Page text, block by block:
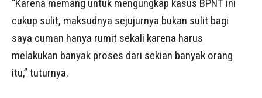
“Karena memang untuk mengungkap kasus BPNT ini
cukup sulit, maksudnya sejujurnya bukan sulit bagi
saya cuman hanya rumit sekali karena harus
melakukan banyak proses dari sekian banyak orang
itu,” tuturnya.